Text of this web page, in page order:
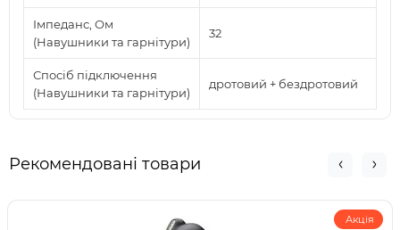
Імпеданс, Ом
(Навушники та гарнітури)
32
Спосіб підключення
(Навушники та гарнітури)
дротовий + бездротовий
Рекомендовані товари
Акція